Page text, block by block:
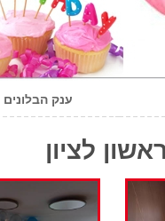
ענק הבלונים